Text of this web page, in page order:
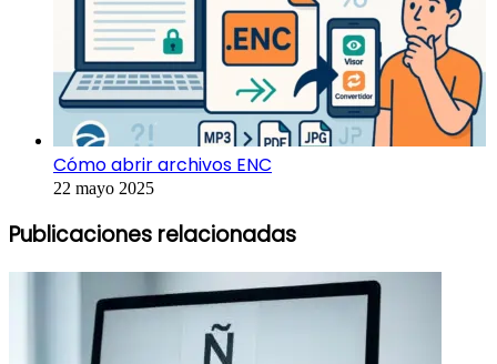
Cómo abrir archivos ENC
22 mayo 2025
Publicaciones relacionadas